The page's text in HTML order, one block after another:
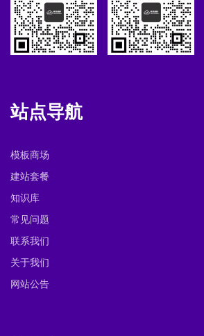
站点导航
模板商场
建站套餐
知识库
常见问题
联系我们
关于我们
网站公告